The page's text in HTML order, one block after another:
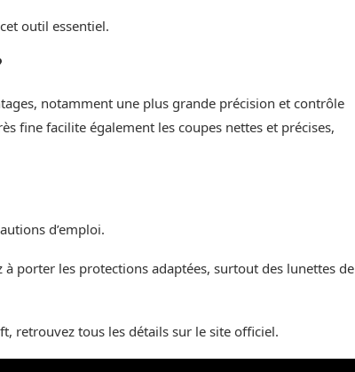
outil essentiel.
notamment une plus grande précision et contrôle
fine facilite également les coupes nettes et précises,
d’emploi.
porter les protections adaptées, surtout des lunettes de
retrouvez tous les détails sur le site officiel.